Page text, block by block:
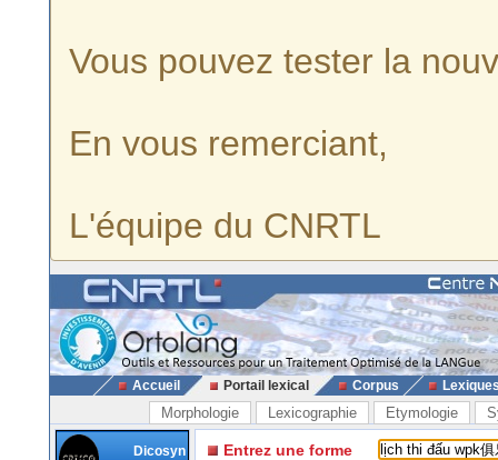
Vous pouvez tester la
En vous remerciant,
L'équipe du CNRTL
Accueil Portail lexical Corpus
Morphologie Lexicographie Etymologie
Dicosyn
Entrez une forme